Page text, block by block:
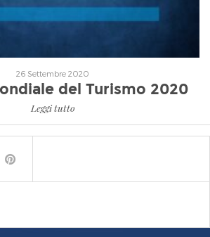
26 Settembre 2020
del Turismo 2020
Leggi tutto